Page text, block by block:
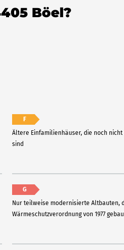
Böel?
F
Ältere Einfamilienhäuser, die noch
sind
G
Nur teilweise modernisierte Altbauten,
Wärmeschutzverordnung von 1977